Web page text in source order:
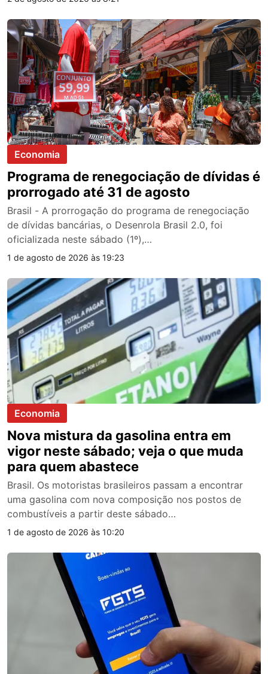
Economia
Programa de renegociação de dívidas é
prorrogado até 31 de agosto
Brasil - A prorrogação do programa de renegociação
de dívidas bancárias, o Desenrola Brasil 2.0, foi
oficializada neste sábado (1º),…
1 de agosto de 2026 às 19:23
Economia
Nova mistura da gasolina entra em
vigor neste sábado; veja o que muda
para quem abastece
Brasil. Os motoristas brasileiros passam a encontrar
uma gasolina com nova composição nos postos de
combustíveis a partir deste sábado…
1 de agosto de 2026 às 10:20